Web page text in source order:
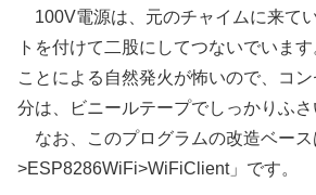
100V電源は、元のチャイムに来て
トを付けて二股にしてつないでいま
ことによる自然発火が怖いので、コ
分は、ビニールテープでしっかりふさ
なお、このプログラムの改造ベース
>ESP8286WiFi>WiFiClient」です。